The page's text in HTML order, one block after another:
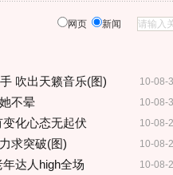
网页 新闻
10-08-
吹出天籁音乐(图)
10-08-
不晕
10-08-
化心态无起伏
10-08-
求突破(图)
10-08-
达人high全场